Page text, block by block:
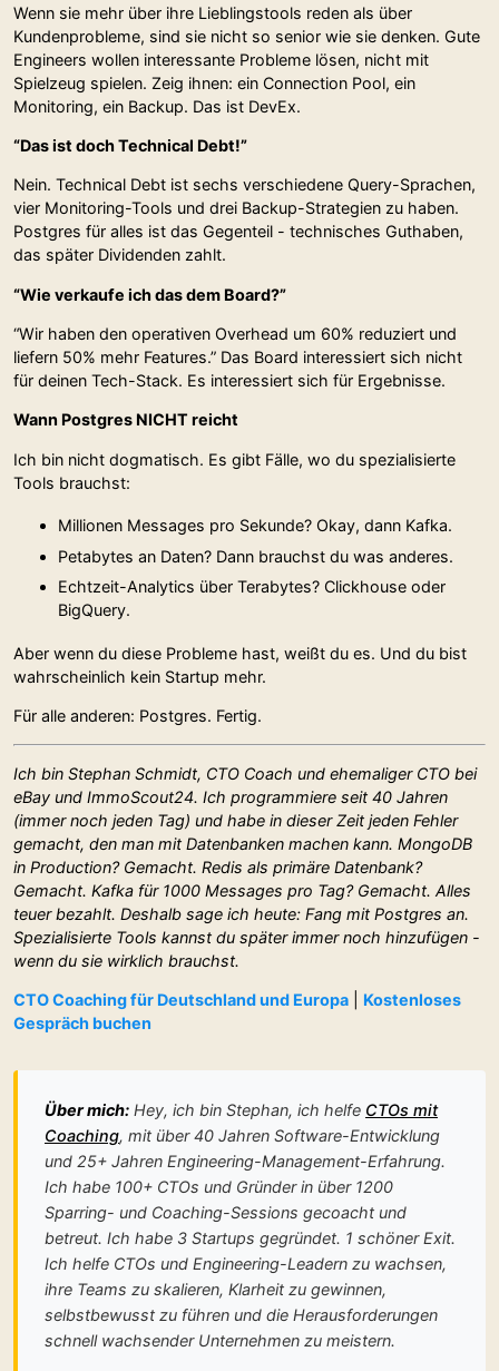
Wenn sie mehr über ihre Lieblingstools reden als über
Kundenprobleme, sind sie nicht so senior wie sie denken. Gute
Engineers wollen interessante Probleme lösen, nicht mit
Spielzeug spielen. Zeig ihnen: ein Connection Pool, ein
Monitoring, ein Backup. Das ist DevEx.
“Das ist doch Technical Debt!”
Nein. Technical Debt ist sechs verschiedene Query-Sprachen,
vier Monitoring-Tools und drei Backup-Strategien zu haben.
Postgres für alles ist das Gegenteil - technisches Guthaben,
das später Dividenden zahlt.
“Wie verkaufe ich das dem Board?”
“Wir haben den operativen Overhead um 60% reduziert und
liefern 50% mehr Features.” Das Board interessiert sich nicht
für deinen Tech-Stack. Es interessiert sich für Ergebnisse.
Wann Postgres NICHT reicht
Ich bin nicht dogmatisch. Es gibt Fälle, wo du spezialisierte
Tools brauchst:
Millionen Messages pro Sekunde? Okay, dann Kafka.
Petabytes an Daten? Dann brauchst du was anderes.
Echtzeit-Analytics über Terabytes? Clickhouse oder
BigQuery.
Aber wenn du diese Probleme hast, weißt du es. Und du bist
wahrscheinlich kein Startup mehr.
Für alle anderen: Postgres. Fertig.
Ich bin Stephan Schmidt, CTO Coach und ehemaliger CTO bei
eBay und ImmoScout24. Ich programmiere seit 40 Jahren
(immer noch jeden Tag) und habe in dieser Zeit jeden Fehler
gemacht, den man mit Datenbanken machen kann. MongoDB
in Production? Gemacht. Redis als primäre Datenbank?
Gemacht. Kafka für 1000 Messages pro Tag? Gemacht. Alles
teuer bezahlt. Deshalb sage ich heute: Fang mit Postgres an.
Spezialisierte Tools kannst du später immer noch hinzufügen -
wenn du sie wirklich brauchst.
CTO Coaching für Deutschland und Europa
Kostenloses
Gespräch buchen
Über mich: Hey, ich bin Stephan, ich helfe CTOs mit
Coaching, mit über 40 Jahren Software-Entwicklung
und 25+ Jahren Engineering-Management-Erfahrung.
Ich habe 100+ CTOs und Gründer in über 1200
Sparring- und Coaching-Sessions gecoacht und
betreut. Ich habe 3 Startups gegründet. 1 schöner Exit.
Ich helfe CTOs und Engineering-Leadern zu wachsen,
ihre Teams zu skalieren, Klarheit zu gewinnen,
selbstbewusst zu führen und die Herausforderungen
schnell wachsender Unternehmen zu meistern.